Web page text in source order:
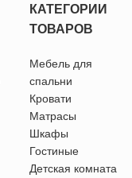
КАТЕГОРИИ
ТОВАРОВ
Мебель для
спальни
Кровати
Матрасы
Шкафы
Гостиные
Детская комната